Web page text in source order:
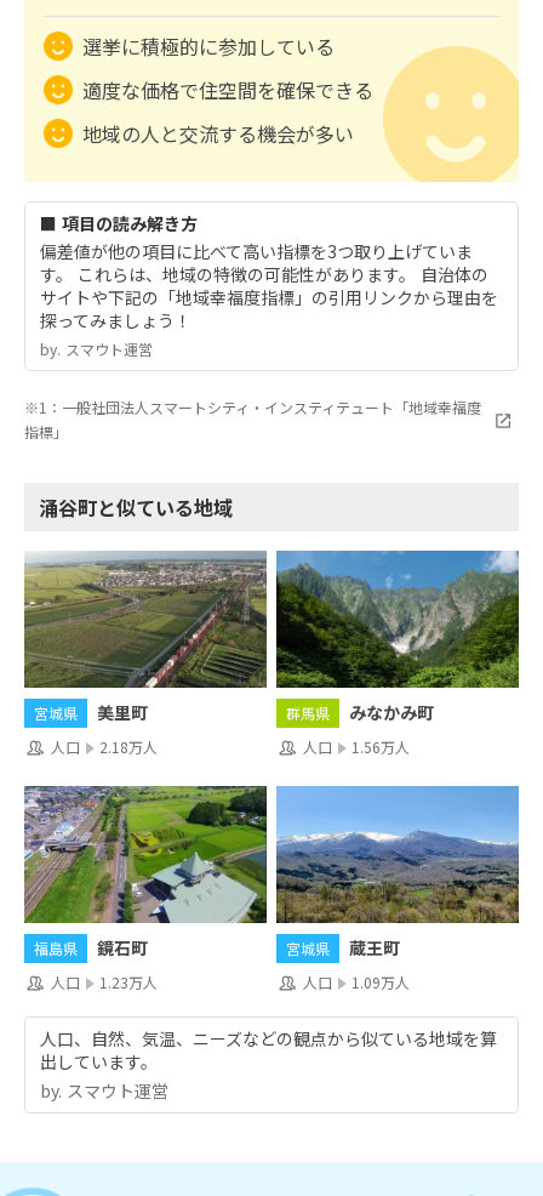
選挙に積極的に参加している
適度な価格で住空間を確保できる
地域の人と交流する機会が多い
■ 項目の読み解き方
偏差値が他の項目に比べて高い指標を3つ取り上げていま
す。 これらは、地域の特徴の可能性があります。 自治体の
サイトや下記の「地域幸福度指標」の引用リンクから理由を
探ってみましょう！
by.︎ スマウト運営
※1：一般社団法人スマートシティ・インスティテュート「地域幸福度
指標」
涌谷町と似ている地域
宮城県 美里町
人口 2.18万人
群馬県 みなかみ町
人口 1.56万人
福島県 鏡石町
人口 1.23万人
宮城県 蔵王町
人口 1.09万人
人口、自然、気温、ニーズなどの観点から似ている地域を算
出しています。
by.︎ スマウト運営